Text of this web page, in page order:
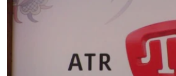
ВСЕ ЗА ДЕНЬ
ВІДЕОУРОКИ «ELIFBE»
ЯК ОБІЙТИ БЛОКУВАННЯ